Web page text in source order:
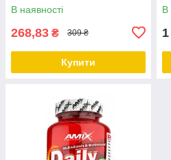
В наявності
268,83 ₴ 309 ₴
Купити
В